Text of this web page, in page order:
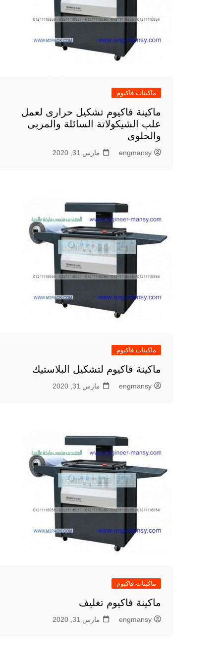
ماكينات فاكيوم
ماكينة فاكيوم تشكيل حرارى لعمل
علب الشيكولاتة السائلة والمربى
والحلوى
engmansy مارس 31, 2020
ماكينات فاكيوم
ماكينة فاكيوم لتشكيل البلاستيك
engmansy مارس 31, 2020
ماكينات فاكيوم
ماكينة فاكيوم تغليف
engmansy مارس 31, 2020